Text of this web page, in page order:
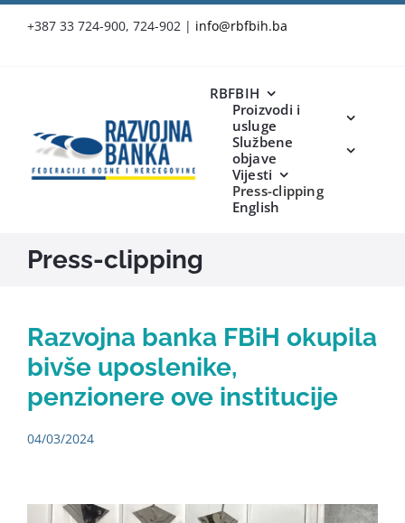
+387 33 724-900, 724-902 | info@rbfbih.ba
RBFBIH
Proizvodi i
usluge
Službene
objave
Vijesti
Press-clipping
English
Press-clipping
Razvojna banka FBiH okupila
bivše uposlenike,
penzionere ove institucije
04/03/2024